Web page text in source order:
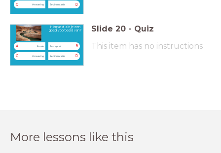
C Verwering D
Sedimentatie
Hiernaast zie je een
goed voorbeeld van?
A Erosie B
Transport
C Verwering D
Sedimentatie
Slide 20 - Quiz
This item has no instructions
More lessons like this